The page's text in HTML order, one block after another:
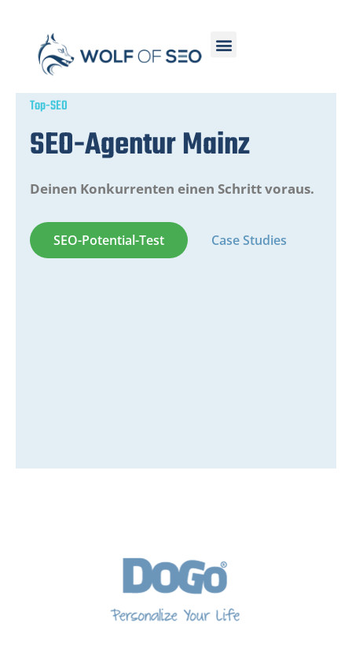
Top-SEO
SEO-Agentur Mainz
Deinen Konkurrenten einen Schritt voraus.
SEO-Potential-Test Case Studies